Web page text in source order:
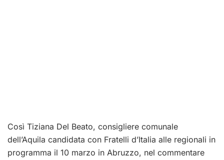
Così Tiziana Del Beato, consigliere comunale
dell’Aquila candidata con Fratelli d’Italia alle regionali in
programma il 10 marzo in Abruzzo, nel commentare